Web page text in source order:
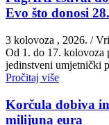
Evo što donosi
3 kolovoza , 2026. /
Od 1. do 17. kolovoza
jedinstveni umjetnički
Pročitaj više
Korčula dobiva
milijuna eura